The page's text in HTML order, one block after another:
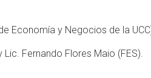
Economía y Negocios de la
Lic. Fernando Flores Maio (FES).